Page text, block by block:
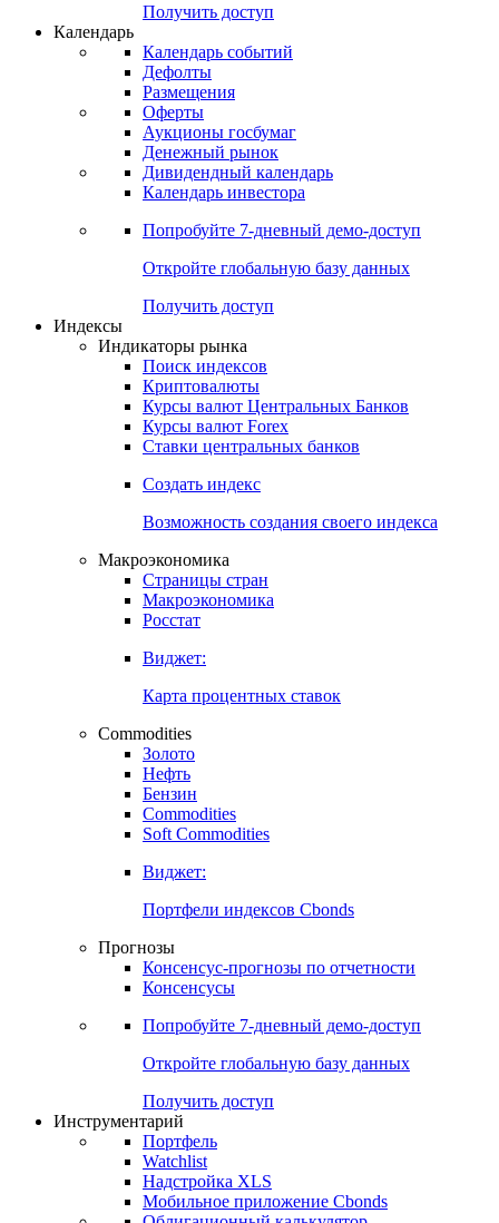
Получить доступ
Календарь
Календарь событий
Дефолты
Размещения
Оферты
Аукционы госбумаг
Денежный рынок
Дивидендный календарь
Календарь инвестора
Попробуйте 7-дневный демо-доступ
Откройте глобальную базу данных
Получить доступ
Индексы
Индикаторы рынка
Поиск индексов
Криптовалюты
Курсы валют Центральных Банков
Курсы валют Forex
Ставки центральных банков
Создать индекс
Возможность создания своего индекса
Макроэкономика
Страницы стран
Макроэкономика
Росстат
Виджет:
Карта процентных ставок
Commodities
Золото
Нефть
Бензин
Commodities
Soft Commodities
Виджет:
Портфели индексов Cbonds
Прогнозы
Консенсус-прогнозы по отчетности
Консенсусы
Попробуйте 7-дневный демо-доступ
Откройте глобальную базу данных
Получить доступ
Инструментарий
Портфель
Watchlist
Надстройка XLS
Мобильное приложение Cbonds